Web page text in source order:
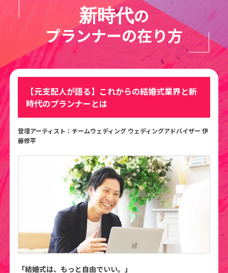
新時代の
プランナーの在り方
【元支配人が語る】これからの結婚式業界と新
時代のプランナーとは
登壇アーティスト： チームウェディング ウェディングアドバイザー 伊
藤修平
「結婚式は、もっと自由でいい。」